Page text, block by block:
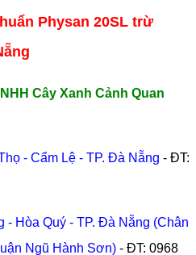
Physan 20SL trừ
Cây Xanh Cảnh Quan
- Cẩm Lệ - TP. Đà Nẵng - ĐT:
- Hòa Quý - TP. Đà Nẵng (Chân
Ngũ Hành Sơn) - ĐT: 0968